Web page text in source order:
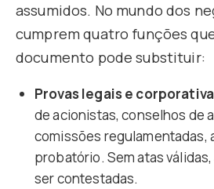
assumidos. No mundo dos
cumprem quatro funções
documento pode substituir:
Provas legais e
de acionistas, conselhos de
comissões regulamentadas,
probatório. Sem atas
ser contestadas.